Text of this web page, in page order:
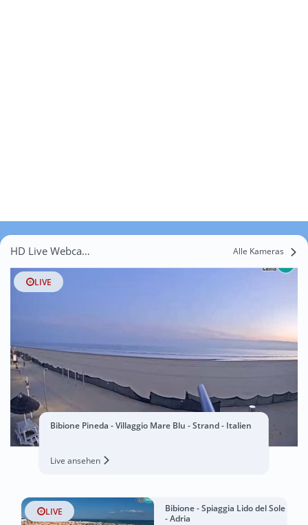
HD Live Webcams Valpelina Alle Kameras
LIVE
Bibione Pineda - Villaggio Mare Blu - Strand - Italien
Live ansehen
LIVE
Bibione - Spiaggia Lido del Sole
- Adria